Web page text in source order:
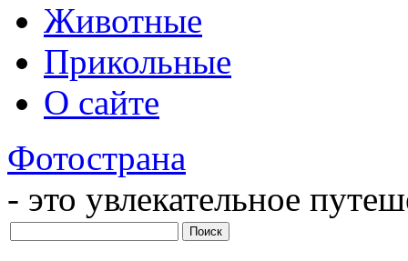
Животные
Прикольные
О сайте
Фотострана
- это увлекательное